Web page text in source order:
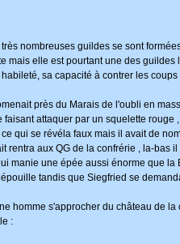
nombreuses guildes se sont
mais elle est pourtant une des
sa capacité à contrer les
près du Marais de l'oubli en
attaquer par un squelette
qui se révéla faux mais il avait de
rentra aux QG de la confrérie , la-
manie une épée aussi énorme que
tandis que Siegfried se
homme s'approcher du château de
: